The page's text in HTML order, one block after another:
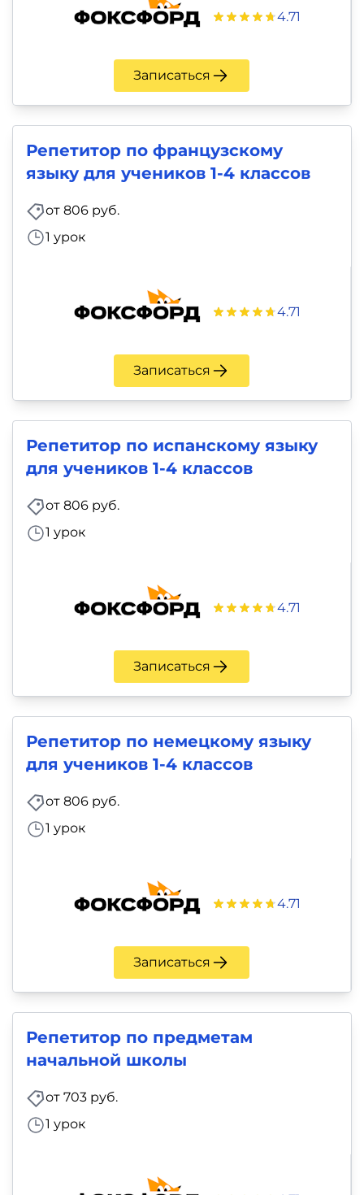
4.71
Записаться
Репетитор по французскому
языку для учеников 1-4 классов
от 806 руб.
1 урок
4.71
Записаться
Репетитор по испанскому языку
для учеников 1-4 классов
от 806 руб.
1 урок
4.71
Записаться
Репетитор по немецкому языку
для учеников 1-4 классов
от 806 руб.
1 урок
4.71
Записаться
Репетитор по предметам
начальной школы
от 703 руб.
1 урок